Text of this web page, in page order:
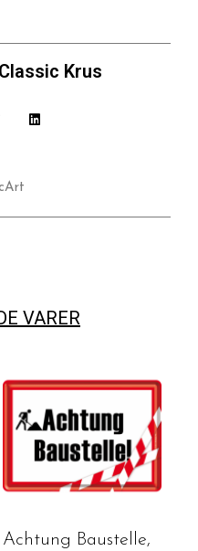
Krus
VARER
Achtung Baustelle,